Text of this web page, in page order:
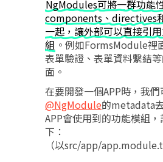
NgModules可將一群功能
components、directives
一起，讓外部可以直接引
組 。例如FormsModule裡
表單驗證、表單資料繫結
面。
在要開發一個APP時，我
@NgModule的metadata
APP會使用到的功能模組
下：
（以src/app/